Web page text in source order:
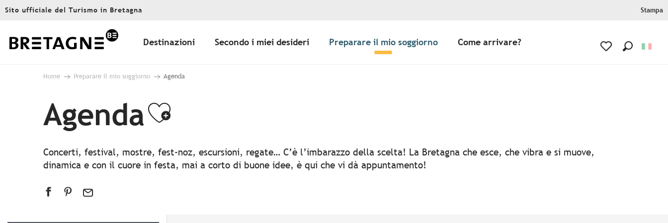
Aller
principal
Sito ufficiale del Turismo in Bretagna Stampa
Destinazioni Secondo i miei desideri Preparare il mio soggiorno Come arrivare?
Home Preparare il mio soggiorno Agenda
AgendaAjouter aux favoris
Concerti, festival, mostre, fest-noz, escursioni, regate… C’è l’imbarazzo della scelta! La Bretagna che esce, che vibra e si muove,
dinamica e con il cuore in festa, mai a corto di buone idee, è qui che vi dà appuntamento!